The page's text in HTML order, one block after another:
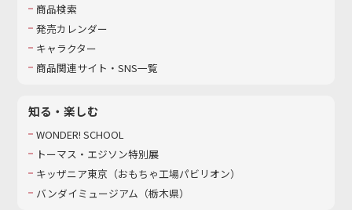
商品検索
発売カレンダー
キャラクター
商品関連サイト・SNS一覧
知る・楽しむ
WONDER! SCHOOL
トーマス・エジソン特別展
キッザニア東京（おもちゃ工場パビリオン）​
バンダイミュージアム（栃木県）